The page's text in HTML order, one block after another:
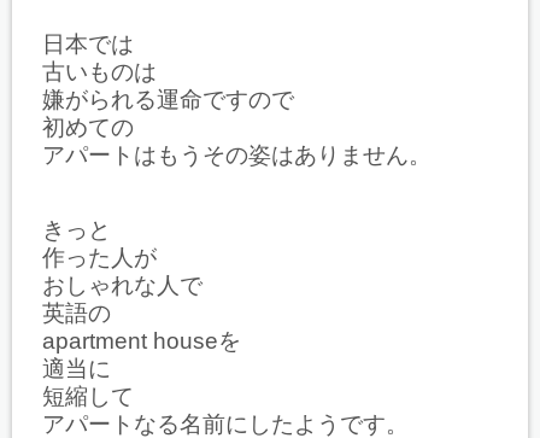
日本では
古いものは
嫌がられる運命ですので
初めての
アパートはもうその姿はありません。
きっと
作った人が
おしゃれな人で
英語の
apartment houseを
適当に
短縮して
アパートなる名前にしたようです。